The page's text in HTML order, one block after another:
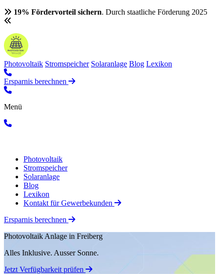
19% Fördervorteil sichern. Durch staatliche Förderung 2025
Photovoltaik Stromspeicher Solaranlage Blog Lexikon
Ersparnis berechnen
Menü
Photovoltaik
Stromspeicher
Solaranlage
Blog
Lexikon
Kontakt für Gewerbekunden
Ersparnis berechnen
Photovoltaik Anlage in Freiberg
Alles Inklusive. Ausser Sonne.
Jetzt Verfügbarkeit prüfen